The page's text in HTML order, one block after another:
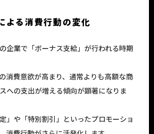
よる消費行動の変化
企業で「ボーナス支給」が行われる時期
消費意欲が高まり、通常よりも高額な商
への支出が増える傾向が顕著になりま
」や「特別割引」といったプロモーショ